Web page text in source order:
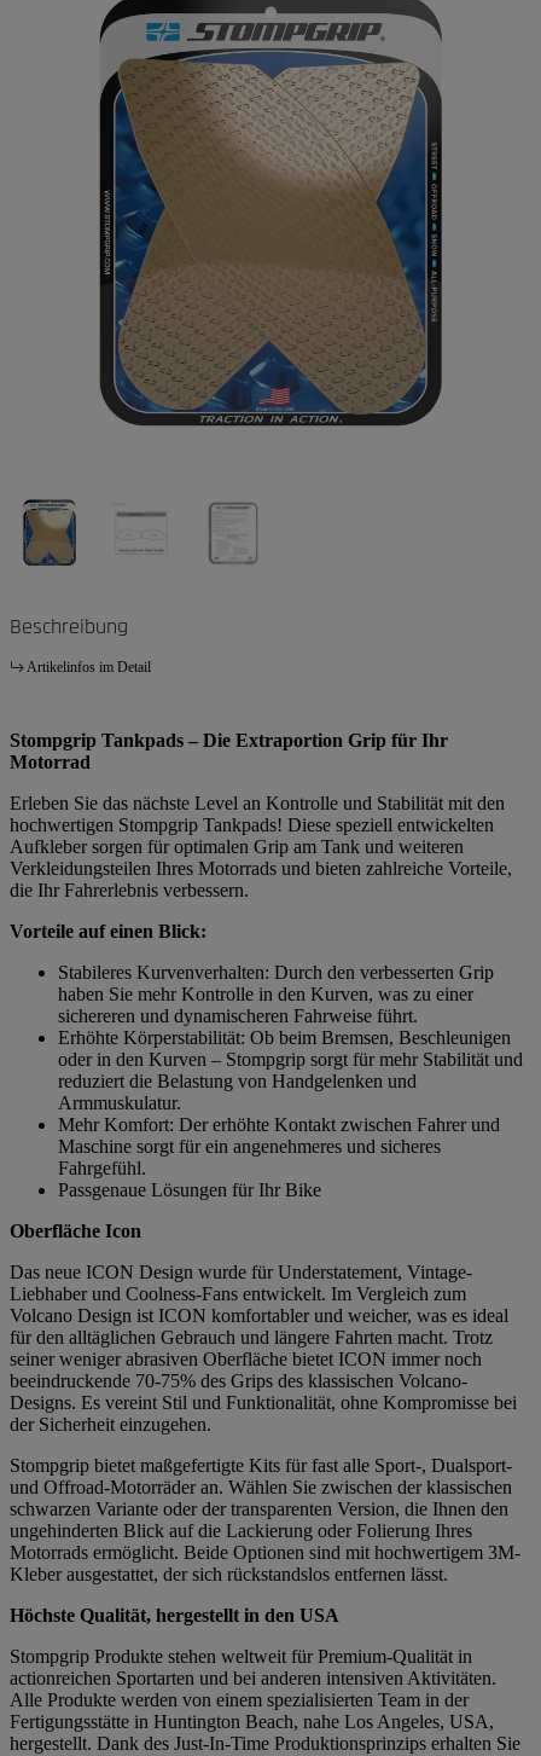
Beschreibung
Artikelinfos im Detail
Stompgrip Tankpads – Die Extraportion Grip für Ihr
Motorrad
Erleben Sie das nächste Level an Kontrolle und Stabilität mit den
hochwertigen Stompgrip Tankpads! Diese speziell entwickelten
Aufkleber sorgen für optimalen Grip am Tank und weiteren
Verkleidungsteilen Ihres Motorrads und bieten zahlreiche Vorteile,
die Ihr Fahrerlebnis verbessern.
Vorteile auf einen Blick:
Stabileres Kurvenverhalten: Durch den verbesserten Grip
haben Sie mehr Kontrolle in den Kurven, was zu einer
sichereren und dynamischeren Fahrweise führt.
Erhöhte Körperstabilität: Ob beim Bremsen, Beschleunigen
oder in den Kurven – Stompgrip sorgt für mehr Stabilität und
reduziert die Belastung von Handgelenken und
Armmuskulatur.
Mehr Komfort: Der erhöhte Kontakt zwischen Fahrer und
Maschine sorgt für ein angenehmeres und sicheres
Fahrgefühl.
Passgenaue Lösungen für Ihr Bike
Oberfläche Icon
Das neue ICON Design wurde für Understatement, Vintage-
Liebhaber und Coolness-Fans entwickelt. Im Vergleich zum
Volcano Design ist ICON komfortabler und weicher, was es ideal
für den alltäglichen Gebrauch und längere Fahrten macht. Trotz
seiner weniger abrasiven Oberfläche bietet ICON immer noch
beeindruckende 70-75% des Grips des klassischen Volcano-
Designs. Es vereint Stil und Funktionalität, ohne Kompromisse bei
der Sicherheit einzugehen.
Stompgrip bietet maßgefertigte Kits für fast alle Sport-, Dualsport-
und Offroad-Motorräder an. Wählen Sie zwischen der klassischen
schwarzen Variante oder der transparenten Version, die Ihnen den
ungehinderten Blick auf die Lackierung oder Folierung Ihres
Motorrads ermöglicht. Beide Optionen sind mit hochwertigem 3M-
Kleber ausgestattet, der sich rückstandslos entfernen lässt.
Höchste Qualität, hergestellt in den USA
Stompgrip Produkte stehen weltweit für Premium-Qualität in
actionreichen Sportarten und bei anderen intensiven Aktivitäten.
Alle Produkte werden von einem spezialisierten Team in der
Fertigungsstätte in Huntington Beach, nahe Los Angeles, USA,
hergestellt. Dank des Just-In-Time Produktionsprinzips erhalten Sie